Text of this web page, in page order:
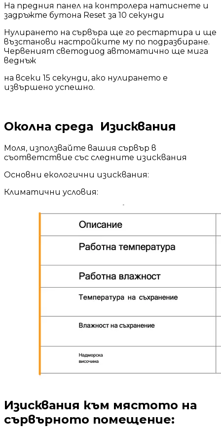
На предния панел на контролера натиснете и
задръжте бутона Reset за 10 секунди
Нулирането на сървъра ще го рестартира и ще
възстанови настройките му по подразбиране.
Червеният светодиод автоматично ще мига
веднъж
на всеки 15 секунди, ако нулирането е
извършено успешно.
Околна среда Изисквания
Моля, използвайте вашия сървър в
съответствие със следните изисквания
Основни екологични изисквания:
Климатични условия:
Изисквания към мястото на
сървърното помещение: